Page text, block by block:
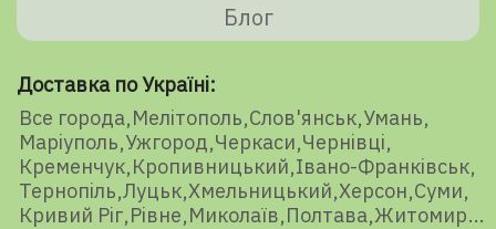
Блог
Доставка по Україні:
Все города Мелітополь Слов'янськ Умань
Маріуполь Ужгород Черкаси Чернівці
Кременчук Кропивницький Івано-Франківськ
Тернопіль Луцьк Хмельницький Херсон Суми
Кривий Ріг Рівне Миколаїв Полтава Житомир